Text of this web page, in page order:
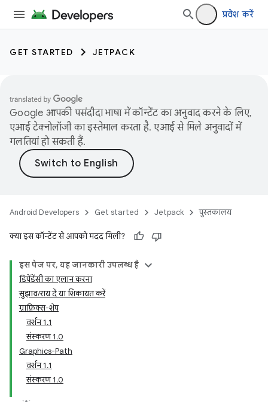
प्रवेश करें
GET STARTED JETPACK
Google आपकी पसंदीदा भाषा में कॉन्टेंट का अनुवाद करने के लिए,
एआई टेक्नोलॉजी का इस्तेमाल करता है. एआई से मिले अनुवादों में
गलतियां हो सकती हैं.
Android Developers Get started Jetpack पुस्तकालय
क्या इस कॉन्टेंट से आपको मदद मिली?
इस पेज पर, यह जानकारी उपलब्ध है
डिपेंडेंसी का एलान करना
सुझाव/राय दें या शिकायत करें
ग्राफ़िक्स-शेप
वर्शन 1.1
संस्करण 1.0
Graphics-Path
वर्शन 1.1
संस्करण 1.0